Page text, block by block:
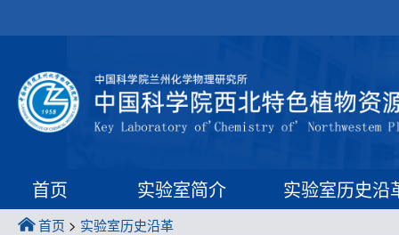
首页 实验室简介 实验室历史沿
首页 > 实验室历史沿革